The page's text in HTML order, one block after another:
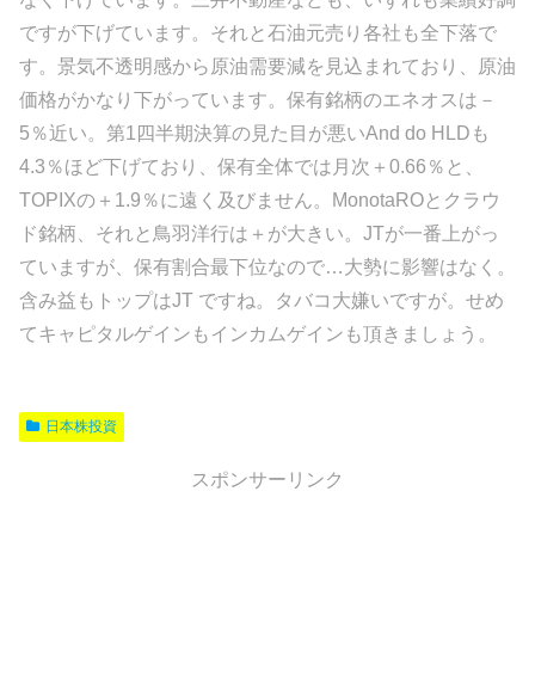
ですが下げています。それと石油元売り各社も全下落で
す。景気不透明感から原油需要減を見込まれており、原油
価格がかなり下がっています。保有銘柄のエネオスは－
5％近い。第1四半期決算の見た目が悪いAnd do HLDも
4.3％ほど下げており、保有全体では月次＋0.66％と、
TOPIXの＋1.9％に遠く及びません。MonotaROとクラウ
ド銘柄、それと鳥羽洋行は＋が大きい。JTが一番上がっ
ていますが、保有割合最下位なので…大勢に影響はなく。
含み益もトップはJT ですね。タバコ大嫌いですが。せめ
てキャピタルゲインもインカムゲインも頂きましょう。
日本株投資
スポンサーリンク